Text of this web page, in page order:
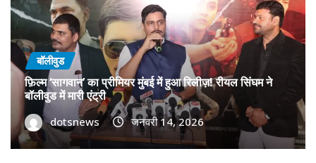
बॉलीवुड
फ़िल्म ‘सागवान’ का प्रीमियर मुंबई में हुआ रिलीज़! रीयल सिंघम ने
बॉलीवुड में मारी एंट्री
dotsnews जनवरी 14, 2026